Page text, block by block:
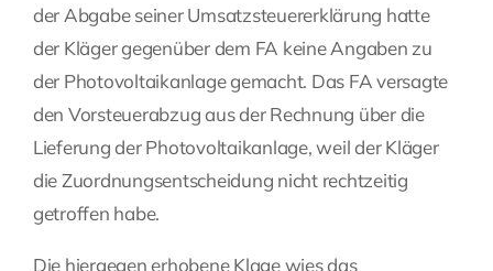
der Abgabe seiner Umsatzsteuererklärung hatte
der Kläger gegenüber dem FA keine Angaben zu
der Photovoltaikanlage gemacht. Das FA versagte
den Vorsteuerabzug aus der Rechnung über die
Lieferung der Photovoltaikanlage, weil der Kläger
die Zuordnungsentscheidung nicht rechtzeitig
getroffen habe.
Die hiergegen erhobene Klage wies das